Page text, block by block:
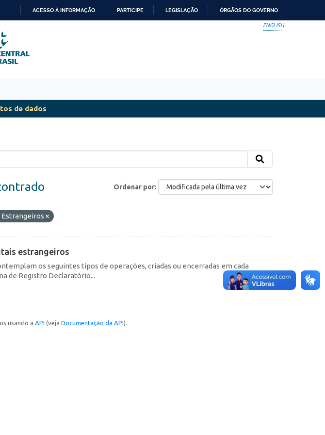
ACESSO À INFORMAÇÃO PARTICIPE LEGISLAÇÃO ÓRGÃOS DO GOVERNO
ENGLISH
de dados
Ordenar por
Estrangeiros
estrangeiros
os seguintes tipos de operações, criadas ou encerradas em cada
de Registro Declaratório...
usando a API (veja Documentação da API).